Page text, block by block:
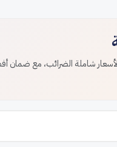
شاملة الضرائب، مع ضمان